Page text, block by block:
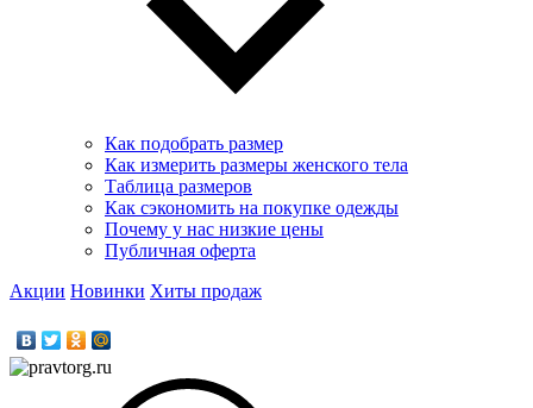
Как подобрать размер
Как измерить размеры женского тела
Таблица размеров
Как сэкономить на покупке одежды
Почему у нас низкие цены
Публичная оферта
Акции Новинки Хиты продаж